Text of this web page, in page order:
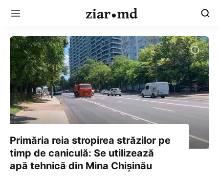
Primăria reia stropirea străzilor pe
timp de caniculă: Se utilizează
apă tehnică din Mina Chișinău